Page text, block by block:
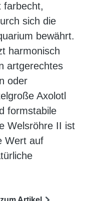
farbecht,
sich die
bewährt.
harmonisch
artgerechtes
oder
Axolotl
formstabile
Welsröhre II ist
Wert auf